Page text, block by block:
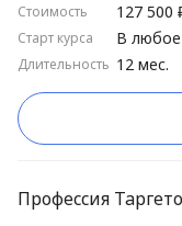
Стоимость
Старт курса
Длительность
127 500
12 мес.
В
Профессия